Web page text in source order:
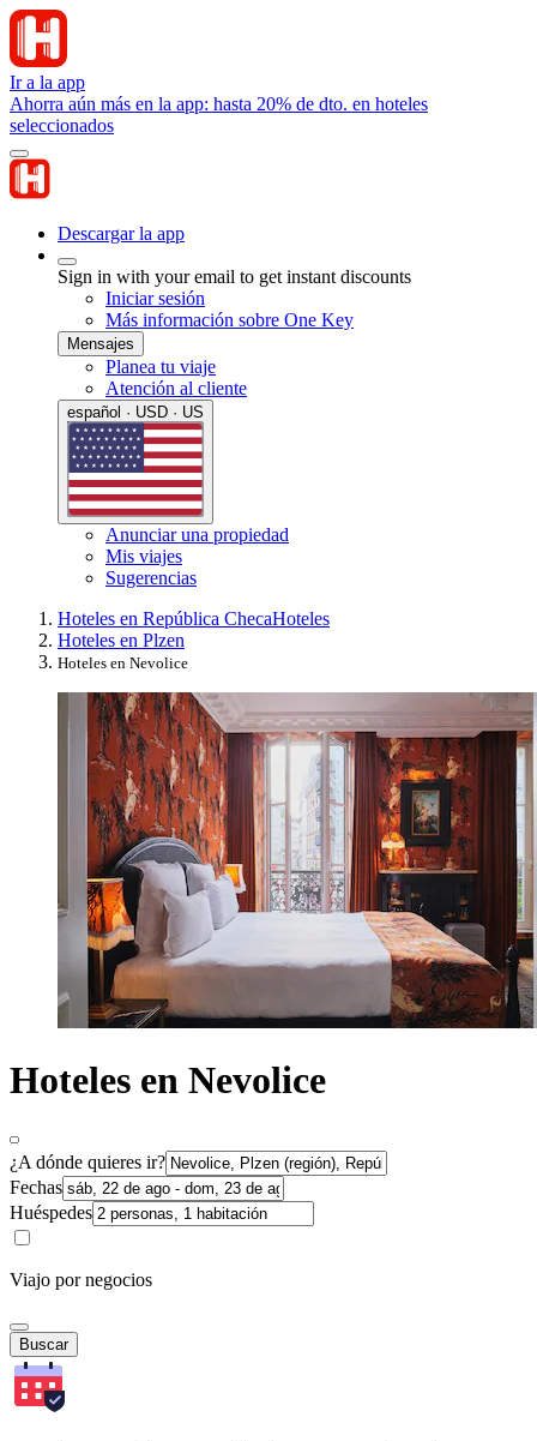
Ir a la app
Ahorra aún más en la app: hasta 20% de dto. en hoteles
seleccionados
Descargar la app
Sign in with your email to get instant discounts
Iniciar sesión
Más información sobre One Key
Mensajes
Planea tu viaje
Atención al cliente
español · USD · US
Anunciar una propiedad
Mis viajes
Sugerencias
Hoteles en República ChecaHoteles
Hoteles en Plzen
Hoteles en Nevolice
Hoteles en Nevolice
¿A dónde quieres ir?
Fechas
Huéspedes
Viajo por negocios
Buscar